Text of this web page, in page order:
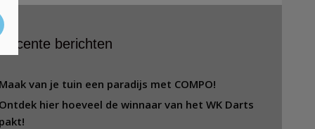
Recente berichten
Maak van je tuin een paradijs met COMPO!
Ontdek hier hoeveel de winnaar van het WK Darts
pakt!